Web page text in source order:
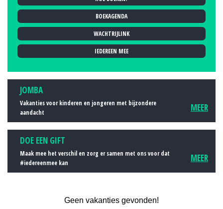
2011
2016
2017
2018
BOEKAGENDA
WACHTRIJLINK
IEDEREEN MEE
JOMBA
Vakanties voor kinderen en jongeren met bijzondere
aandacht
MEER
DOE EEN GIFT
Maak mee het verschil en zorg er samen met ons voor dat
#iedereenmee kan
MEER
Geen vakanties gevonden!